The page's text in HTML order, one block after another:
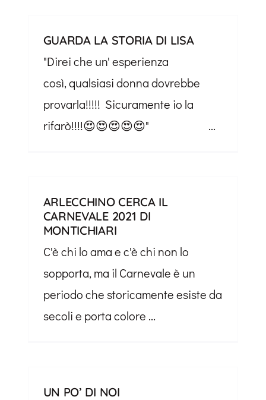
GUARDA LA STORIA DI LISA
"Direi che un' esperienza
così, qualsiasi donna dovrebbe
provarla!!!!! Sicuramente io la
rifarò!!!!😍😍😍😍😍" ...
ARLECCHINO CERCA IL
CARNEVALE 2021 DI
MONTICHIARI
C'è chi lo ama e c'è chi non lo
sopporta, ma il Carnevale è un
periodo che storicamente esiste da
secoli e porta colore ...
UN PO’ DI NOI